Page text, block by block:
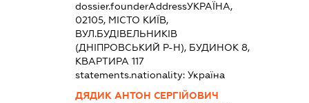
dossier.founderAddressУКРАЇНА,
02105, МІСТО КИЇВ,
ВУЛ.БУДІВЕЛЬНИКІВ
(ДНІПРОВСЬКИЙ Р-Н), БУДИНОК 8,
КВАРТИРА 117
statements.nationality:Україна
ДЯДИК АНТОН СЕРГІЙОВИЧ